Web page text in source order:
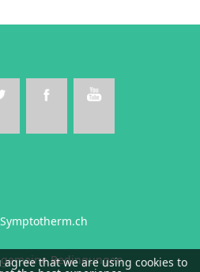
Bedingungen
that we are using cookies to